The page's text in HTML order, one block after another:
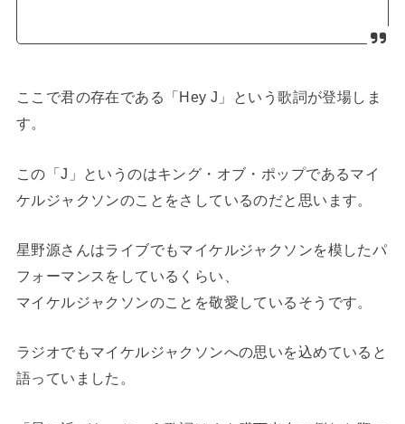
ここで君の存在である「Hey J」という歌詞が登場しま
す。
この「J」というのはキング・オブ・ポップであるマイ
ケルジャクソンのことをさしているのだと思います。
星野源さんはライブでもマイケルジャクソンを模したパ
フォーマンスをしているくらい、
マイケルジャクソンのことを敬愛しているそうです。
ラジオでもマイケルジャクソンへの思いを込めていると
語っていました。